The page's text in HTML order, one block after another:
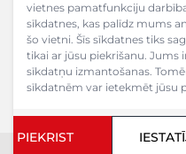
vietnes pamatfunkciju
sīkdatnes, kas palīdz mums
šo vietni. Šīs sīkdatnes tiks
tikai ar jūsu piekrišanu. Jums
sīkdatņu izmantošanas.
sīkdatnēm var ietekmēt jūsu
PIEKRIST